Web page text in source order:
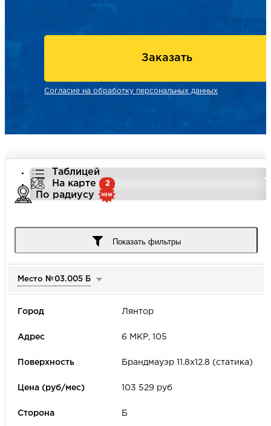
Заказать
Согласие на обработку персональных данных
Таблицей
На карте
2
По радиусу
Улица
Цена (руб/мес)
Формат наружной рекламы
Показать фильтры
Место №03.005 Б
Лянтор
6 МКР, 105
Брандмауэр 11.8х12.8 (статика)
103 529 руб
Б